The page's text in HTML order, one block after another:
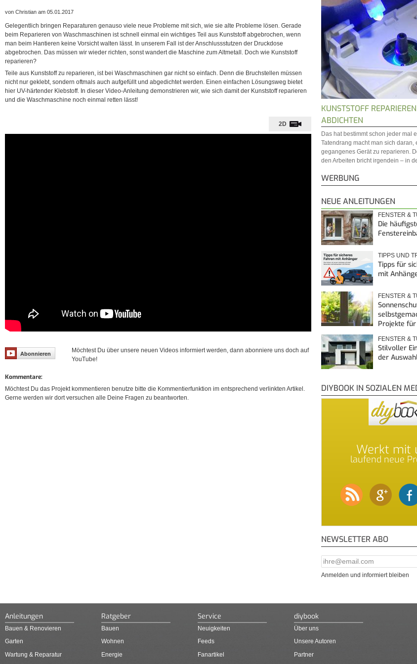
von Christian am 05.01.2017
Gelegentlich bringen Reparaturen genauso viele neue Probleme mit sich, wie sie alte Probleme lösen. Gerade
beim Reparieren von Waschmaschinen ist schnell einmal ein wichtiges Teil aus Kunststoff abgebrochen, wenn
man beim Hantieren keine Vorsicht walten lässt. In unserem Fall ist der Anschlussstutzen der Druckdose
abgebrochen. Das müssen wir wieder richten, sonst wandert die Maschine zum Altmetall. Doch wie Kunststoff
reparieren?
Teile aus Kunststoff zu reparieren, ist bei Waschmaschinen gar nicht so einfach. Denn die Bruchstellen müssen
nicht nur geklebt, sondern oftmals auch aufgefüllt und abgedichtet werden. Einen einfachen Lösungsweg bietet
hier UV-härtender Klebstoff. In dieser Video-Anleitung demonstrieren wir, wie sich damit der Kunststoff reparieren
und die Waschmaschine noch einmal retten lässt!
2D
Abonnieren
Möchtest Du über unsere neuen Videos informiert werden, dann abonniere uns doch auf
YouTube!
Kommentare:
Möchtest Du das Projekt kommentieren benutze bitte die Kommentierfunktion im entsprechend verlinkten Artikel.
Gerne werden wir dort versuchen alle Deine Fragen zu beantworten.
KUNSTSTOFF
ABDICHTEN
Das hat bestimmt schon jeder mal
Tatendrang macht man sich daran,
gegangenes Gerät zu reparieren.
den Arbeiten bricht irgendein – in
WERBUNG
NEUE ANLEITUNGEN
FENSTER &
Die
TIPPS UND
Tipps für
mit
FENSTER &
Projekte
FENSTER &
Stilvoller
der
DIYBOOK IN SOZIALEN
Werkt mit
laufend neue
NEWSLETTER ABO
E-Mail Addresse*
Anmelden und informiert bleiben
Anleitungen
Bauen & Renovieren
Garten
Wartung & Reparatur
Ratgeber
Bauen
Wohnen
Energie
Service
Neuigkeiten
Feeds
Fanartikel
diybook
Über uns
Unsere Autoren
Partner